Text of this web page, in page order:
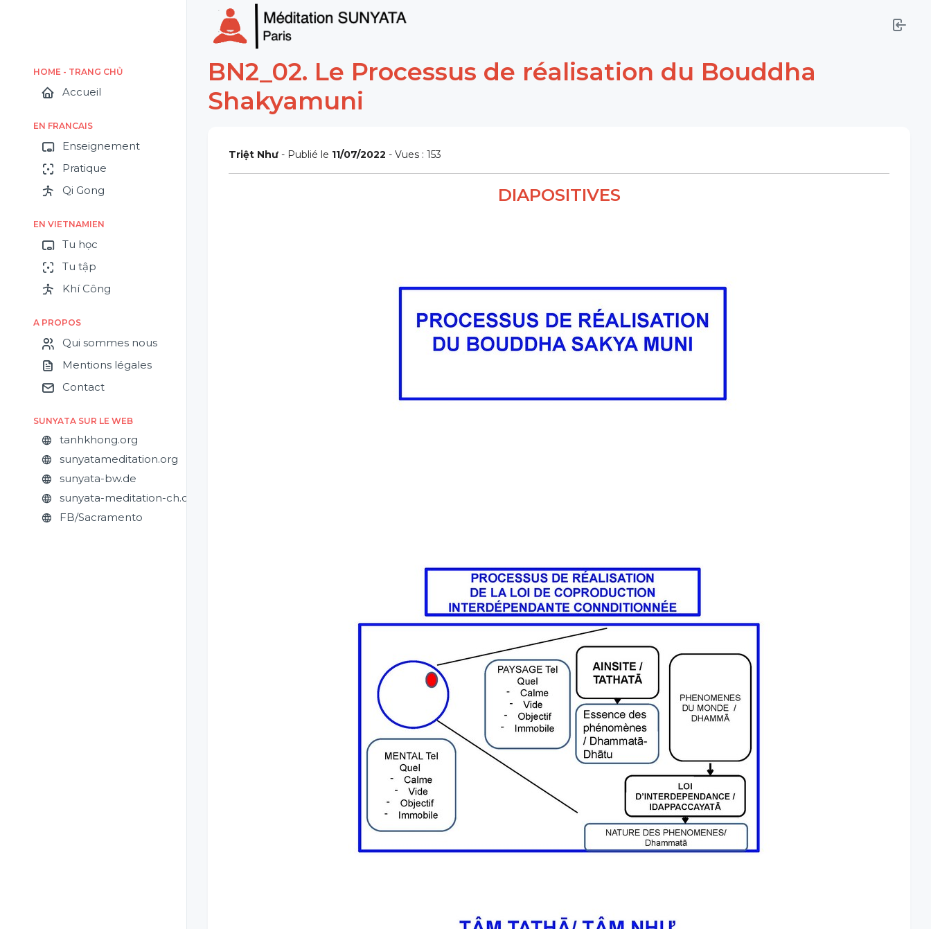
HOME - TRANG CHỦ
Accueil
EN FRANCAIS
Enseignement
Pratique
Qi Gong
EN VIETNAMIEN
Tu học
Tu tập
Khí Công
A PROPOS
Qui sommes nous
Mentions légales
Contact
SUNYATA SUR LE WEB
tanhkhong.org
sunyatameditation.org
sunyata-bw.de
sunyata-meditation-ch.org
FB/Sacramento
BN2_02. Le Processus de réalisation du Bouddha
Shakyamuni
Triệt Như - Publié le 11/07/2022 - Vues : 153
DIAPOSITIVES